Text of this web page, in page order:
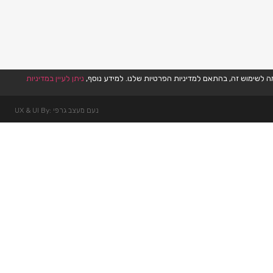
ניתן לעיין במדיניות
נעם מעצב גרפי :UX & UI By